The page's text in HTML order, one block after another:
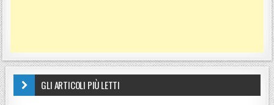
GLI ARTICOLI PIÙ LETTI